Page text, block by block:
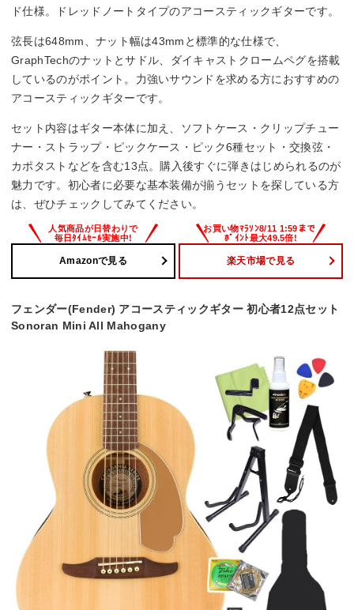
ド仕様。ドレッドノートタイプのアコースティックギターです。
弦長は648mm、ナット幅は43mmと標準的な仕様で、
GraphTechのナットとサドル、ダイキャストクロームペグを搭載
しているのがポイント。力強いサウンドを求める方におすすめの
アコースティックギターです。
セット内容はギター本体に加え、ソフトケース・クリップチュー
ナー・ストラップ・ピックケース・ピック6種セット・交換弦・
カポタストなどを含む13点。購入後すぐに弾きはじめられるのが
魅力です。初心者に必要な基本装備が揃うセットを探している方
は、ぜひチェックしてみてください。
Amazonで見る 楽天市場で見る
フェンダー(Fender) アコースティックギター 初心者12点セット
Sonoran Mini All Mahogany